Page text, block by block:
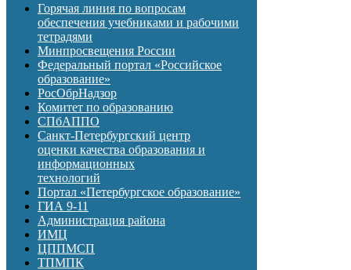
Горячая линия по вопросам
обеспечения учебниками и рабочими
тетрадями
Минпросвещения России
Федеральный портал «Российское
образование»
РосОбрНадзор
Комитет по образованию
СПбАППО
Санкт-Петербургский центр
оценки качества образования и
информационных
технологий
Портал «Петербургское образование»
ГИА 9-11
Администрация района
ИМЦ
ЦППМСП
ТПМПК